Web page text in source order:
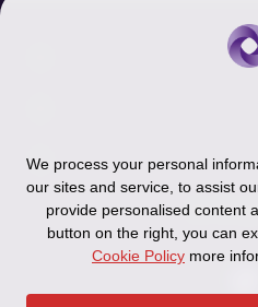
We process your personal
our sites and service, to assist
provide personalised content
button on the right, you can
more
Cookie Policy